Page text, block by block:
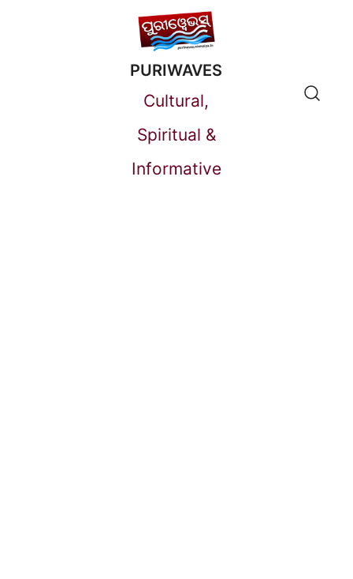
PURIWAVES
Cultural,
Spiritual &
Informative